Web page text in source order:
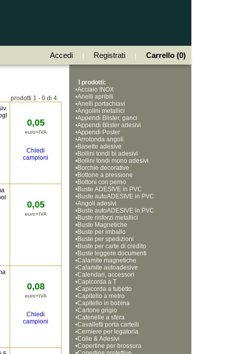
Accedi Registrati Carrello (0)
prodotti 1 - 0 di 4.
0,05
euro+IVA
Chiedi
campioni
0,05
euro+IVA
0,08
euro+IVA
Chiedi
campioni
I prodotti:
•Acciaio INOX
•Anelli apribili
•Anelli portachiavi
•Angolini metallici
•Appendi Blister, ganci
•Appendi Blister adesivi
•Appendi Poster
•Arrotonda angoli
•Basette adesive
•Bollini tondi bi adesivi
•Bollini tondi mono adesivi
•Borchie decorative
•Bottone a pressione
•Bottoni con perno
•Buste ADESIVE in PVC
•Buste autoADESIVE in PVC
•Angoli adesivi
•Buste autoADESIVE in PVC
•Buste rinforzi metallici
•Buste Magnetiche
•Buste per imballo
•Buste per spedizioni
•Buste per carte di credito
•Buste leggere documenti
•Calamite magnetiche
•Calamite autoadesive
•Calendari, accessori
•Capicorda a T
•Capicorda a tubetto
•Capitello a metro
•Capitello in bobina
•Cartone grigio
•Catenelle a sfera
•Cavalletti porta cartelli
•Cerniere per legatoria
•Colle & Adesivi
•Copertine per brossura